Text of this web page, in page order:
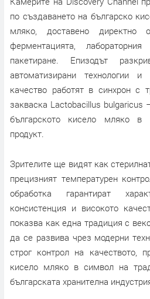
по създаването на българско
мляко, доставено
ферментацията,
пакетиране. Епизодът
автоматизирани технологии и
качество работят в синхрон с
закваска Lactobacillus bulgaricus
българското кисело мляко в
продукт.
Зрителите ще видят как
прецизният температурен
обработка гарантират
консистенция и високото
показва как една традиция с
да се развива чрез модерни
строг контрол на качеството,
кисело мляко в символ на
българската хранителна